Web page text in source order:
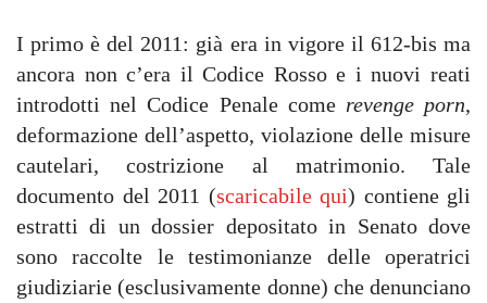
I primo è del 2011: già era in vigore il 612-bis ma
ancora non c’era il Codice Rosso e i nuovi reati
introdotti nel Codice Penale come revenge porn,
deformazione dell’aspetto, violazione delle misure
cautelari, costrizione al matrimonio. Tale
documento del 2011 (scaricabile qui) contiene gli
estratti di un dossier depositato in Senato dove
sono raccolte le testimonianze delle operatrici
giudiziarie (esclusivamente donne) che denunciano